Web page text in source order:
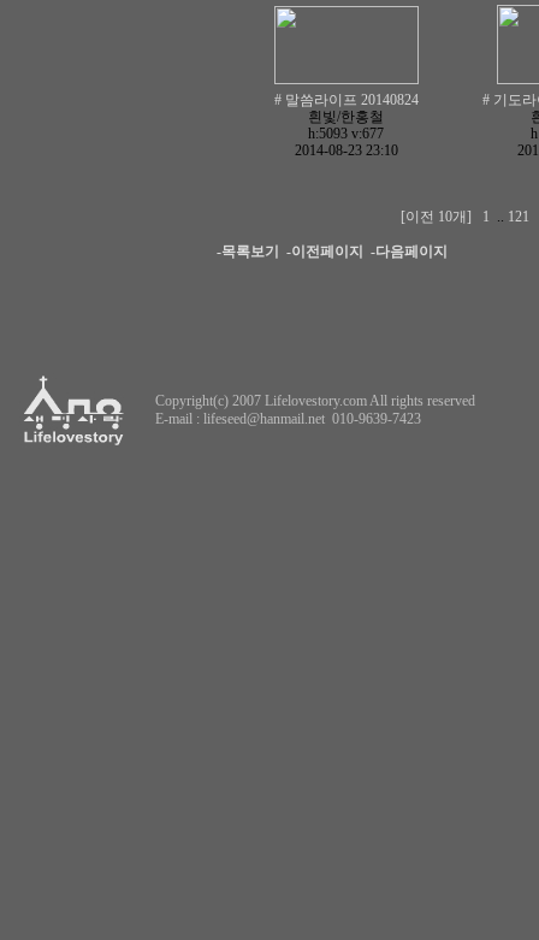
# 말씀라이프 20140824
흰빛/한홍철
h:5093 v:677
2014-08-23 23:10
# 기도라
[이전 10개] 1 .. 121
-목록보기 -이전페이지 -다음페이지
Copyright(c) 2007 Lifelovestory.com All rights reserved
E-mail : lifeseed@hanmail.net 010-9639-7423